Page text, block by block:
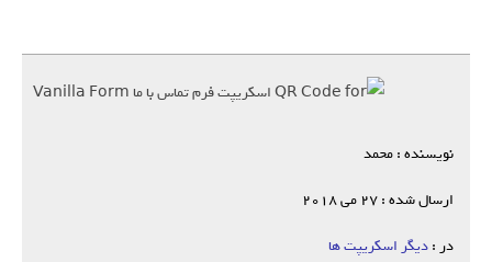
نویسنده : محمد
ارسال شده : 27 می 2018
در :دیگر اسکریپت ها